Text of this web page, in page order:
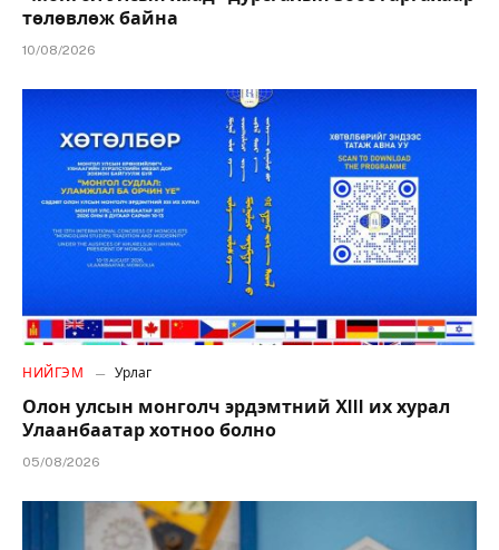
төлөвлөж байна
10/08/2026
НИЙГЭМ Урлаг
Олон улсын монголч эрдэмтний XIII их хурал
Улаанбаатар хотноо болно
05/08/2026